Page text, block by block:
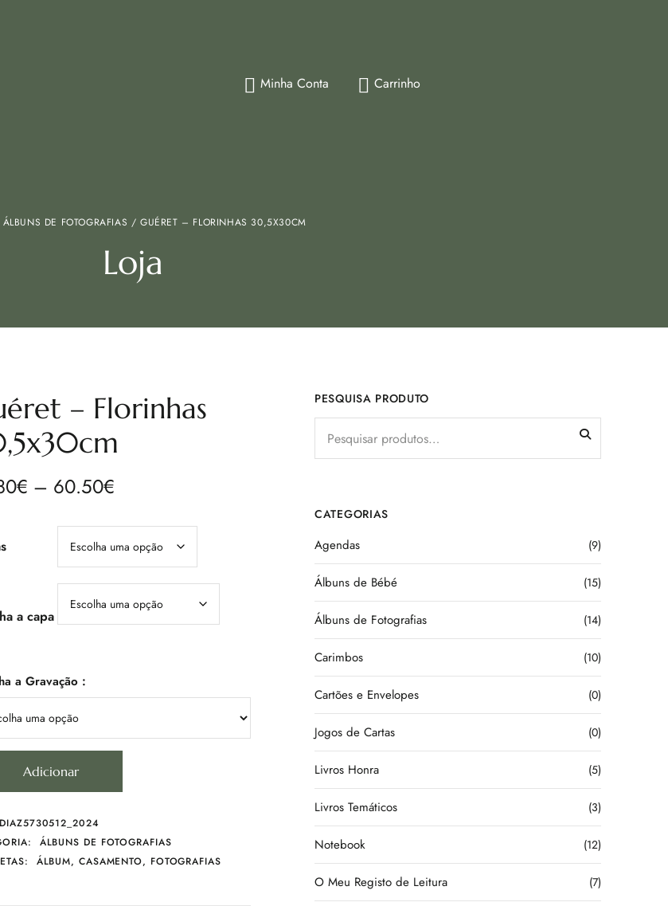
Minha Conta Carrinho
ÁLBUNS DE FOTOGRAFIAS / GUÉRET – FLORINHAS 30,5X30CM
Loja
– Florinhas
€ – 60.50€
a capa
a Gravação :
Adicionar
DIAZ5730512_2024
ÁLBUNS DE FOTOGRAFIAS
ÁLBUM, CASAMENTO, FOTOGRAFIAS
PESQUISA PRODUTO
CATEGORIAS
Agendas (9)
Álbuns de Bébé (15)
Álbuns de Fotografias (14)
Carimbos (10)
Cartões e Envelopes (0)
Jogos de Cartas (0)
Livros Honra (5)
Livros Temáticos (3)
Notebook (12)
O Meu Registo de Leitura (7)